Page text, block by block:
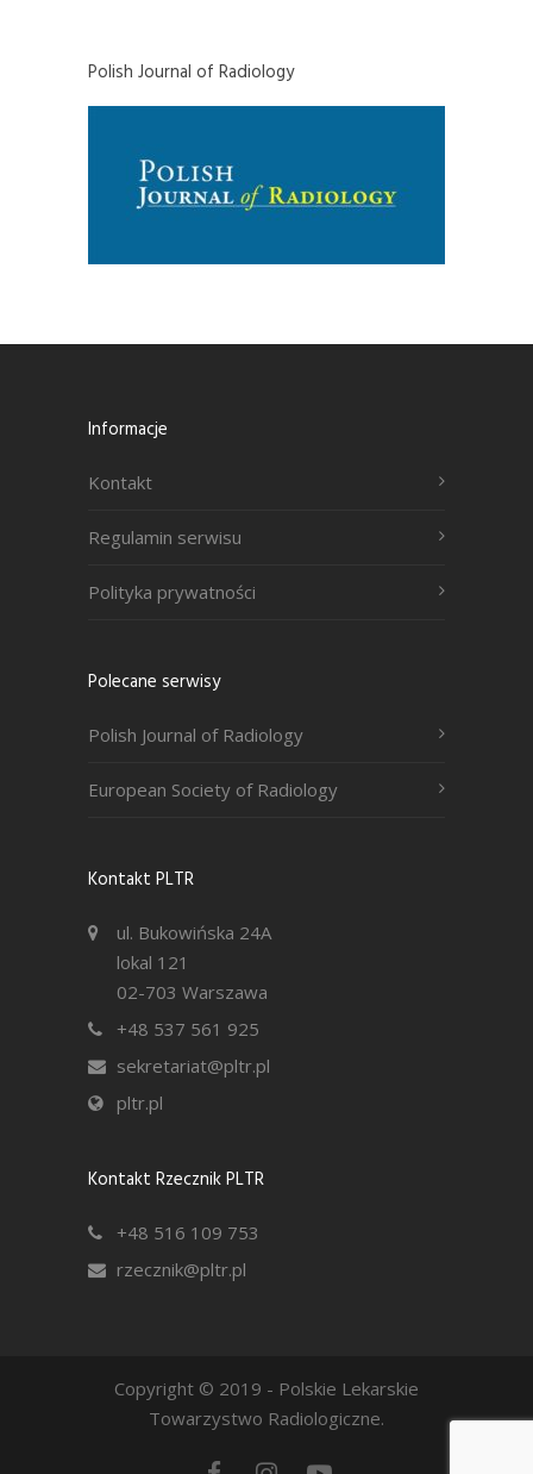
Polish Journal of Radiology
Informacje
Kontakt
Regulamin serwisu
Polityka prywatności
Polecane serwisy
Polish Journal of Radiology
European Society of Radiology
Kontakt PLTR
ul. Bukowińska 24A
lokal 121
02-703 Warszawa
+48 537 561 925
sekretariat@pltr.pl
pltr.pl
Kontakt Rzecznik PLTR
+48 516 109 753
rzecznik@pltr.pl
Copyright © 2019 - Polskie Lekarskie
Towarzystwo Radiologiczne.